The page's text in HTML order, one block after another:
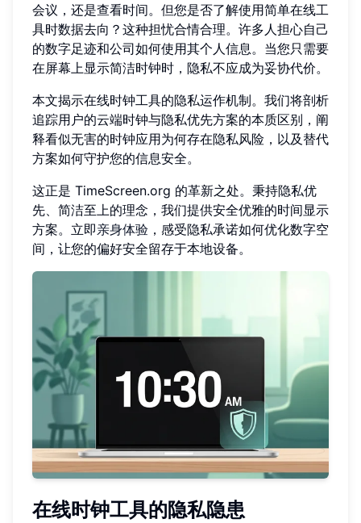
会议，还是查看时间。但您是否了解使用简单在线工
具时数据去向？这种担忧合情合理。许多人担心自己
的数字足迹和公司如何使用其个人信息。当您只需要
在屏幕上显示简洁时钟时，隐私不应成为妥协代价。
本文揭示在线时钟工具的隐私运作机制。我们将剖析
追踪用户的云端时钟与隐私优先方案的本质区别，阐
释看似无害的时钟应用为何存在隐私风险，以及替代
方案如何守护您的信息安全。
这正是 TimeScreen.org 的革新之处。秉持隐私优
先、简洁至上的理念，我们提供安全优雅的时间显示
方案。立即亲身体验 ，感受隐私承诺如何优化数字空
间，让您的偏好安全留存于本地设备。
在线时钟工具的隐私隐患